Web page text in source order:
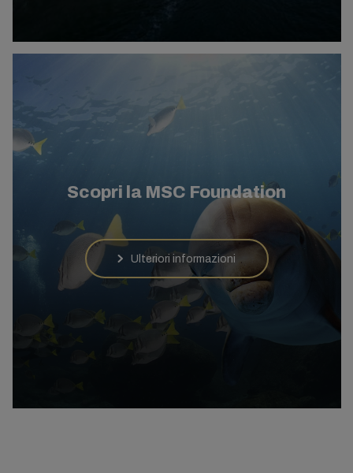
Scopri la MSC Foundation
Ulteriori informazioni